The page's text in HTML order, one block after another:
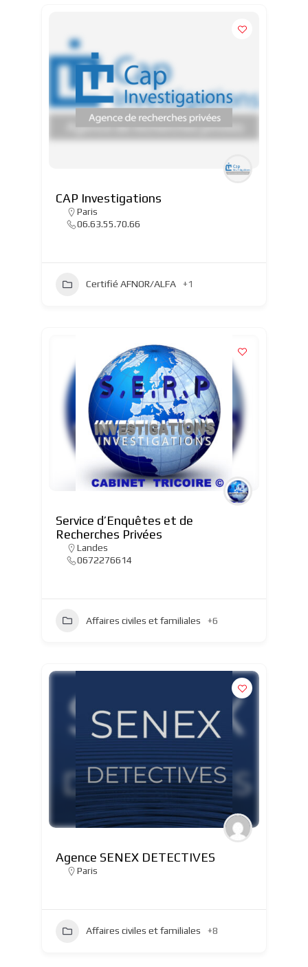
CAP Investigations
Paris
06.63.55.70.66
Certifié AFNOR/ALFA +1
Service d’Enquêtes et de
Recherches Privées
Landes
0672276614
Affaires civiles et familiales +6
Agence SENEX DETECTIVES
Paris
Affaires civiles et familiales +8